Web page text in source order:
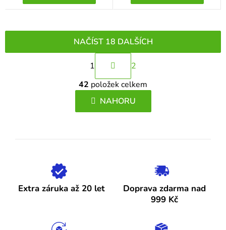
O
v
l
á
a
NAČÍST 18 DALŠÍCH
S
t
r
á
n
v
1
2
42 položek celkem
NAHORU
Extra záruka až 20 let
Doprava zdarma nad
999 Kč